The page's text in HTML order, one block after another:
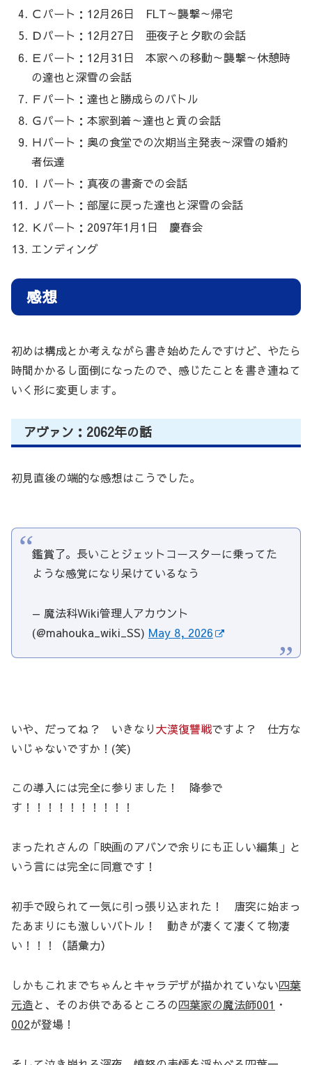
Ｃパート：12月26日 FLT～襲撃～帰宅
Ｄパート：12月27日 亜夜子と夕歌の会話
Ｅパート：12月31日 本家への移動～襲撃～休憩時
の達也と深雪の会話
Ｆパート：達也と勝成らのバトル
Ｇパート：本家到着～達也と貢の会話
Ｈパート：奥の食堂での次期当主発表～深雪の婚約
者伝達
Ｉパート：真夜の書斎での会話
Ｊパート：部屋に戻った達也と深雪の会話
Ｋパート：2097年1月1日 慶春会
エンディング
感想
初めは構成とか考えながら書き始めたんですけど、やたら
時間かかるし面倒になったので、感じたことを書き連ねて
いく形に変更します。
アヴァン：2062年の話
初見直後の端的な感想はこうでした。
鑑賞了。長いことジェットコースターに乗ってた
ような感覚になり呆けているなう
— 魔法科Wiki管理人アカウント
(@mahouka_wiki_SS) May 8, 2026
いや、だってね？ いきなり大漢復讐戦ですよ？ 仕方な
いじゃないですか！(笑)
この導入には完全に参りました！ 降参で
す！！！！！！！！！！
まったれさんの「映画のアバンで余りにも正しい編集」と
いう言には完全に同意です！
初手で殴られて一気に引っ張り込まれた！ 唐突に始まっ
たあまりにも激しいバトル！ 動きが凄くて凄くて物凄
い！！！（語彙力）
しかもこれまでちゃんとキャラデザが描かれていない四葉
元造と、そのお供であるところの四葉家の魔法師001 ・
002が登場！